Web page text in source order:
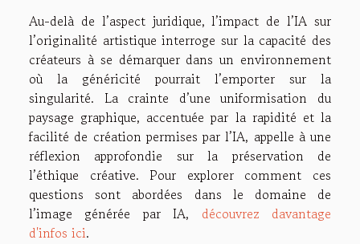
Au-delà de l’aspect juridique, l’impact de l’IA sur
l’originalité artistique interroge sur la capacité des
créateurs à se démarquer dans un environnement
où la généricité pourrait l’emporter sur la
singularité. La crainte d’une uniformisation du
paysage graphique, accentuée par la rapidité et la
facilité de création permises par l’IA, appelle à une
réflexion approfondie sur la préservation de
l’éthique créative. Pour explorer comment ces
questions sont abordées dans le domaine de
l’image générée par IA, découvrez davantage
d'infos ici.